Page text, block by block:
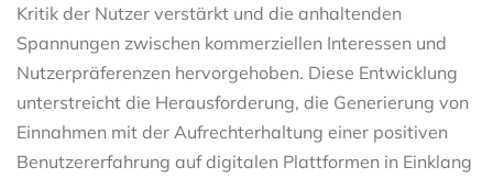
Kritik der Nutzer verstärkt und die anhaltenden
Spannungen zwischen kommerziellen Interessen und
Nutzerpräferenzen hervorgehoben. Diese Entwicklung
unterstreicht die Herausforderung, die Generierung von
Einnahmen mit der Aufrechterhaltung einer positiven
Benutzererfahrung auf digitalen Plattformen in Einklang